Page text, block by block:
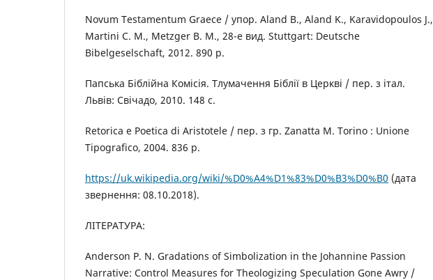
Novum Testamentum Graece / упор. Aland B., Aland K., Karavidopoulos J.,
Martini C. M., Metzger B. M., 28-е вид. Stuttgart: Deutsche
Bibelgeselschaft, 2012. 890 р.
Папська Біблійна Комісія. Тлумачення Біблії в Церкві / пер. з італ.
Львів: Свічадо, 2010. 148 с.
Retorica e Poetica di Aristotele / пер. з гр. Zanatta M. Torino : Unione
Tipografico, 2004. 836 р.
https://uk.wikipedia.org/wiki/%D0%A4%D1%83%D0%B3%D0%B0 (дата
звернення: 08.10.2018).
ЛІТЕРАТУРА:
Anderson P. N. Gradations of Simbolization in the Johannine Passion
Narrative: Control Measures for Theologizing Speculation Gone Awry /